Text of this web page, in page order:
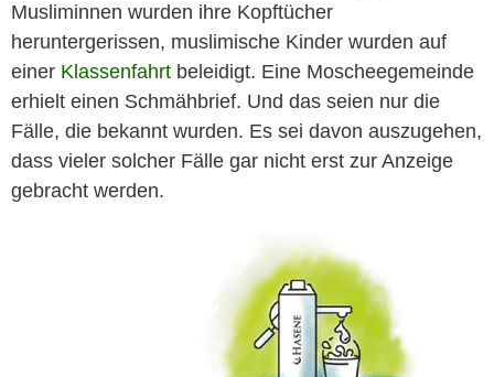
Musliminnen wurden ihre Kopftücher
heruntergerissen, muslimische Kinder wurden auf
einer Klassenfahrt beleidigt. Eine Moscheegemeinde
erhielt einen Schmähbrief. Und das seien nur die
Fälle, die bekannt wurden. Es sei davon auszugehen,
dass vieler solcher Fälle gar nicht erst zur Anzeige
gebracht werden.